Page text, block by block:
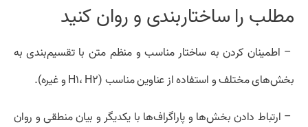
مطلب را ساختاربندی و روان کنید
– اطمینان کردن به ساختار مناسب و منظم متن با تقسیم‌بندی به
بخش‌های مختلف و استفاده از عناوین مناسب (H۱، H۲ و غیره).
– ارتباط دادن بخش‌ها و پاراگراف‌ها با یکدیگر و بیان منطقی و روان